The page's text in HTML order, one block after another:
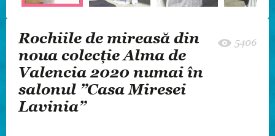
Rochiile de mireasă din
noua colecție Alma de
Valencia 2020 numai în
salonul ”Casa Miresei
Lavinia”
5406